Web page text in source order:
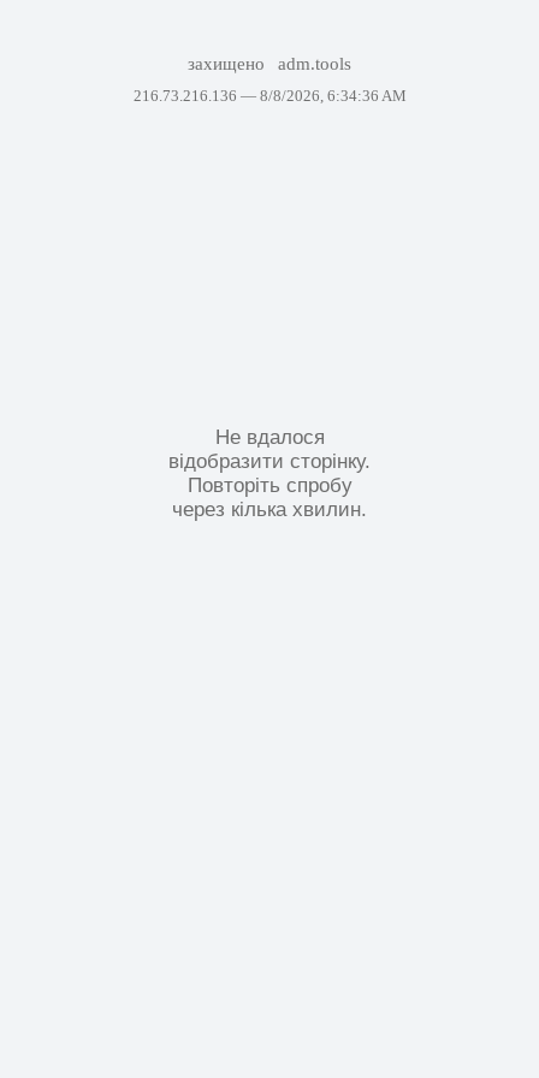
захищено adm.tools
216.73.216.136 — 8/8/2026, 6:34:36 AM
Не вдалося
відобразити сторінку.
Повторіть спробу
через кілька хвилин.